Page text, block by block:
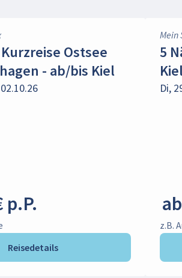
Ostsee
- ab/bis Kiel
p.P.
Reisedetails
Mein
5
Di,
z.B.